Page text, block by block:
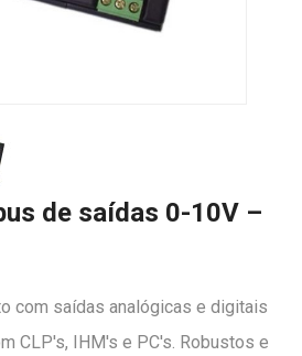
de saídas 0-10V –
com saídas analógicas e digitais
CLP's, IHM's e PC's. Robustos e